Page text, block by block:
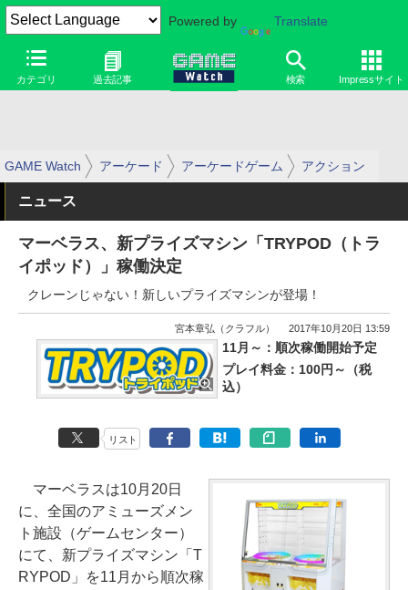
Powered by Translate
カテゴリ 過去記事 検索 Impressサイト
GAME Watch アーケード アーケードゲーム アクション
ニュース
マーベラス、新プライズマシン「TRYPOD（トラ
イポッド）」稼働決定
クレーンじゃない！新しいプライズマシンが登場！
宮本章弘（クラフル） 2017年10月20日 13:59
11月～：順次稼働開始予定
プレイ料金：100円～（税
込）
リスト
マーベラスは10月20日
に、全国のアミューズメン
ト施設（ゲームセンター）
にて、新プライズマシン「T
RYPOD」を11月から順次稼